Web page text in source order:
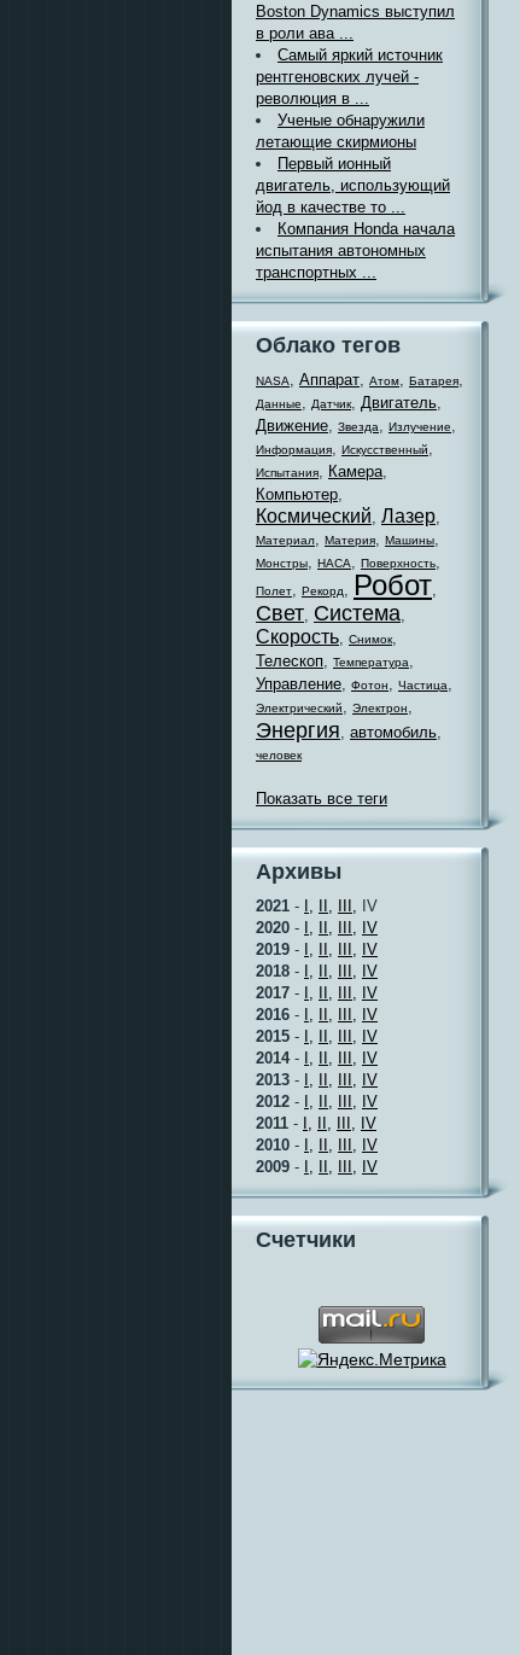
Boston Dynamics выступил
в роли ава ...
Самый яркий источник
рентгеновских лучей -
революция в ...
Ученые обнаружили
летающие скирмионы
Первый ионный
двигатель, использующий
йод в качестве то ...
Компания Honda начала
испытания автономных
транспортных ...
Облако тегов
NASA, Аппарат, Атом, Батарея,
Данные, Датчик, Двигатель,
Движение, Звезда, Излучение,
Информация, Искусственный,
Испытания, Камера,
Компьютер,
Космический, Лазер,
Материал, Материя, Машины,
Монстры, НАСА, Поверхность,
Полет, Рекорд, Робот,
Свет, Система,
Скорость, Снимок,
Телескоп, Температура,
Управление, Фотон, Частица,
Электрический, Электрон,
Энергия, автомобиль,
человек
Показать все теги
Архивы
2021 - I, II, III, IV
2020 - I, II, III, IV
2019 - I, II, III, IV
2018 - I, II, III, IV
2017 - I, II, III, IV
2016 - I, II, III, IV
2015 - I, II, III, IV
2014- I, II, III, IV
2013 - I, II, III, IV
2012 - I, II, III, IV
2011 - I, II, III, IV
2010 - I, II, III, IV
2009 - I, II, III, IV
Счетчики